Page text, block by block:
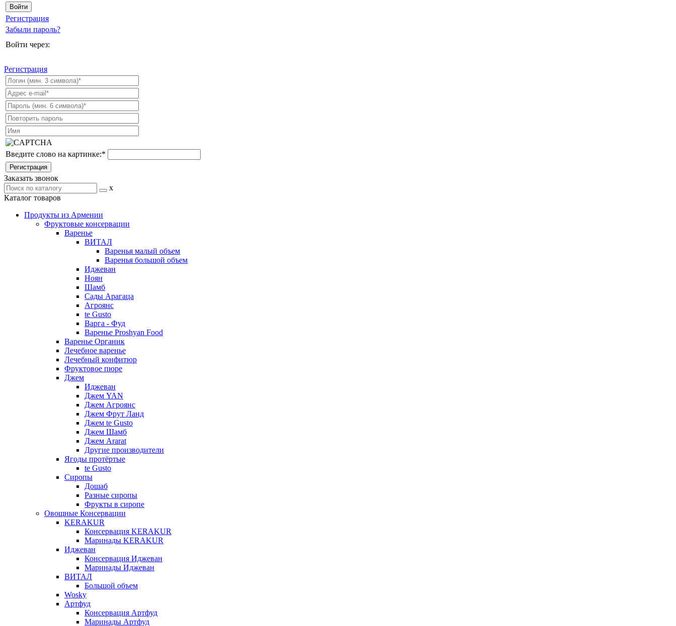
Регистрация
Забыли пароль?
Войти через:
Регистрация
Введите слово на картинке:*
Заказать звонок
x
Каталог товаров
Продукты из Армении
Фруктовые консервации
Варенье
ВИТАЛ
Варенья малый объем
Варенья большой объем
Иджеван
Ноян
Шамб
Сады Арагаца
Агроянс
te Gusto
Варга - Фуд
Варенье Proshyan Food
Варенье Органик
Лечебное варенье
Лечебный конфитюр
Фруктовое пюре
Джем
Иджеван
Джем YAN
Джем Агроянс
Джем Фрут Ланд
Джем te Gusto
Джем Шамб
Джем Ararat
Другие производители
Ягоды протёртые
te Gusto
Сиропы
Дошаб
Разные сиропы
Фрукты в сиропе
Овощные Консервации
KERAKUR
Консервация KERAKUR
Маринады KERAKUR
Иджеван
Консервация Иджеван
Маринады Иджеван
ВИТАЛ
Большой объем
Wosky
Артфуд
Консервация Артфуд
Маринады Артфуд